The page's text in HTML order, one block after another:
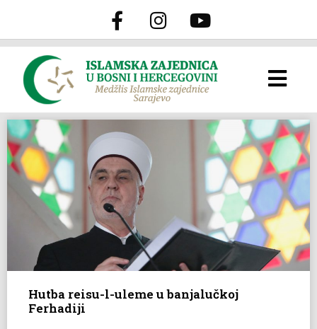
Hutba reisu-l-uleme u banjalučkoj
Ferhadiji